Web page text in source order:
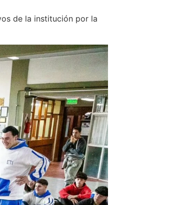
de la institución por la